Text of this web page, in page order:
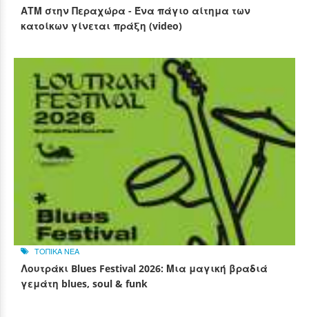
ΑΤΜ στην Περαχώρα - Ένα πάγιο αίτημα των
κατοίκων γίνεται πράξη (video)
ΤΟΠΙΚΑ ΝΕΑ
Λουτράκι Blues Festival 2026: Μια μαγική βραδιά
γεμάτη blues, soul & funk